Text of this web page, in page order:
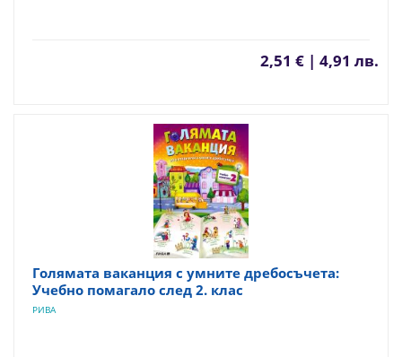
2,51 € | 4,91 лв.
Голямата ваканция с умните дребосъчета:
Учебно помагало след 2. клас
РИВА